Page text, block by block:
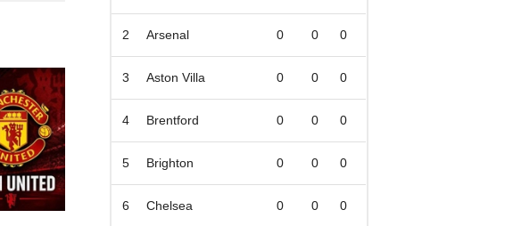
2 Arsenal 0 0 0
3 Aston Villa 0 0 0
4 Brentford 0 0 0
5 Brighton 0 0 0
6 Chelsea 0 0 0